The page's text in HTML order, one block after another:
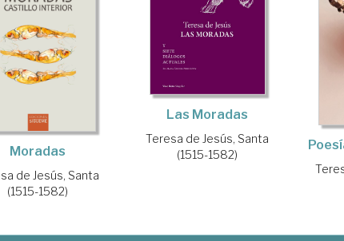
Moradas
de Jesús, Santa
(1515-1582)
Las Moradas
Teresa de Jesús, Santa
(1515-1582)